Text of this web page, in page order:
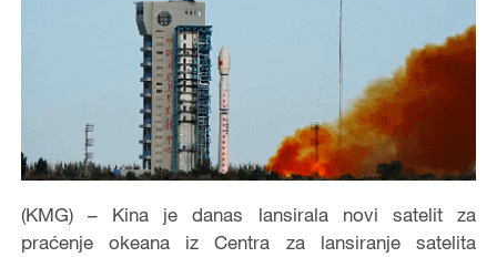
(KMG) – Kina je danas lansirala novi satelit za
praćenje okeana iz Centra za lansiranje satelita